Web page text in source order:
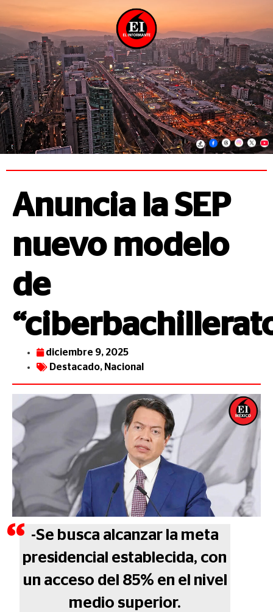
Anuncia la SEP
nuevo modelo
de
diciembre 9, 2025
Destacado, Nacional
-Se busca alcanzar la meta
presidencial establecida, con
un acceso del 85% en el nivel
medio superior.